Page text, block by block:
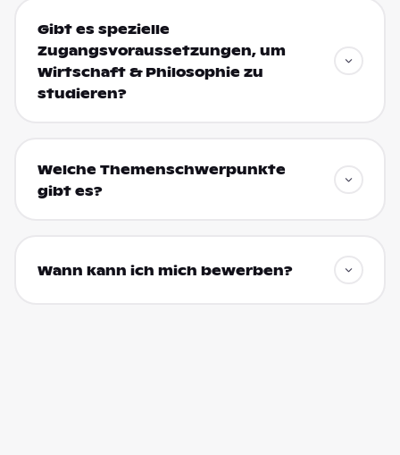
Gibt es spezielle
Zugangsvoraussetzungen, um
Wirtschaft & Philosophie zu
studieren?
Welche Themenschwerpunkte
gibt es?
Wann kann ich mich bewerben?